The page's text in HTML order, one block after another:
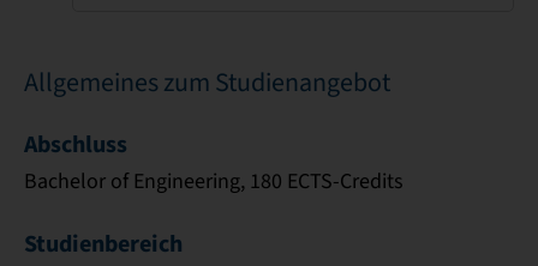
Allgemeines zum Studienangebot
Abschluss
Bachelor of Engineering, 180 ECTS-Credits
Studienbereich